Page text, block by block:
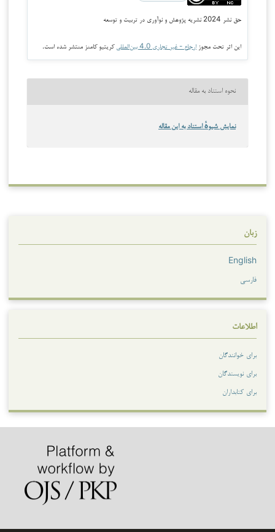
حق نشر 2024 نشریه پژوهش و نوآوری در تربیت و توسعه
این اثر تحت مجوز ارجاع - غیر تجاری 4.0 بین‌المللی کریتیو کامنز منتشر شده است.
نحوه استناد به مقاله
نمایش شیوهٔ استناد به این مقاله
زبان
English
فارسی
اطلاعات
برای خوانندگان
برای نویسندگان
برای کتابداران